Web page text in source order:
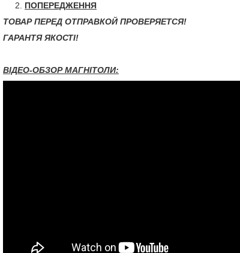
ПОПЕРЕДЖЕННЯ
ТОВАР ПЕРЕД ОТПРАВКОЙ ПРОВЕРЯЕТСЯ!
ГАРАНТЯ ЯКОСТІ!
ВІДЕО-ОБЗОР МАГНІТОЛИ: